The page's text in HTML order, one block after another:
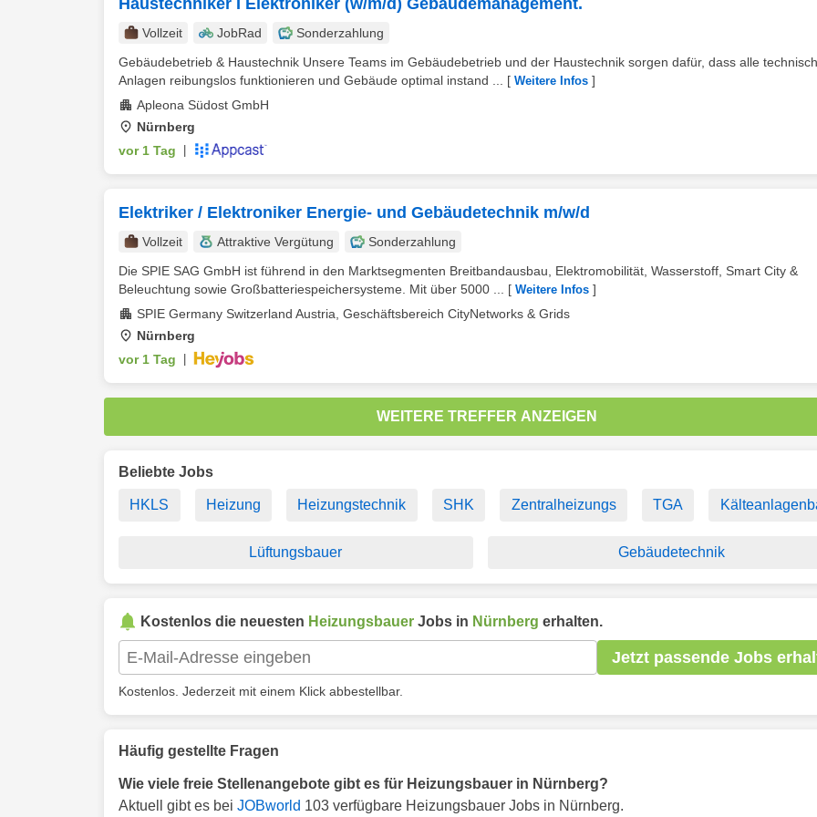
Haustechniker I Elektroniker (w/m/d) Gebäudemanagement.
Vollzeit JobRad
Sonderzahlung
Gebäudebetrieb & Haustechnik Unsere Teams im Gebäudebetrieb und der Haustechnik sorgen dafür, dass alle
Anlagen reibungslos funktionieren und Gebäude optimal instand ...
[ Weitere Infos ]
Apleona Südost GmbH
Nürnberg
vor 1 Tag
Elektriker / Elektroniker Energie- und Gebäudetechnik m/w/d
Vollzeit Attraktive Vergütung
Sonderzahlung
Die SPIE SAG GmbH ist führend in den Marktsegmenten Breitbandausbau, Elektromobilität, Wasserstoff, Smart City &
Beleuchtung sowie Großbatteriespeichersysteme. Mit über 5000 ...
[ Weitere Infos ]
SPIE Germany Switzerland Austria, Geschäftsbereich CityNetworks & Grids
Nürnberg
vor 1 Tag
WEITERE TREFFER ANZEIGEN
Beliebte Jobs
HKLS Heizung Heizungstechnik SHK Zentralheizungs TGA
Lüftungsbauer Gebäudetechnik
Kostenlos die neuesten Heizungsbauer Jobs in Nürnberg erhalten.
Jetzt passende Jobs
Kostenlos. Jederzeit mit einem Klick abbestellbar.
Häufig gestellte Fragen
Wie viele freie Stellenangebote gibt es für Heizungsbauer in Nürnberg?
Aktuell gibt es bei JOBworld 103 verfügbare Heizungsbauer Jobs in Nürnberg.